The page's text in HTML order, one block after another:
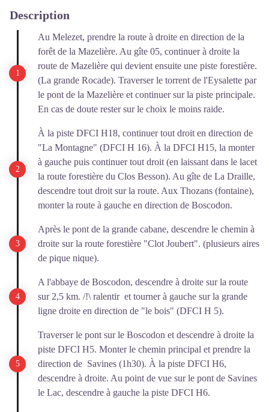
Description
Au Melezet, prendre la route à droite en direction de la
forêt de la Mazelière. Au gîte 05, continuer à droite la
route de Mazelière qui devient ensuite une piste forestière.
(La grande Rocade). Traverser le torrent de l'Eysalette par
le pont de la Mazelière et continuer sur la piste principale.
En cas de doute rester sur le choix le moins raide.
À la piste DFCI H18, continuer tout droit en direction de
"La Montagne" (DFCI H 16). À la DFCI H15, la monter
à gauche puis continuer tout droit (en laissant dans le lacet
la route forestière du Clos Besson). Au gîte de La Draille,
descendre tout droit sur la route. Aux Thozans (fontaine),
monter la route à gauche en direction de Boscodon.
Après le pont de la grande cabane, descendre le chemin à
droite sur la route forestière "Clot Joubert". (plusieurs aires
de pique nique).
A l'abbaye de Boscodon, descendre à droite sur la route
sur 2,5 km. /!\ ralentir et tourner à gauche sur la grande
ligne droite en direction de "le bois" (DFCI H 5).
Traverser le pont sur le Boscodon et descendre à droite la
piste DFCI H5. Monter le chemin principal et prendre la
direction de Savines (1h30). À la piste DFCI H6,
descendre à droite. Au point de vue sur le pont de Savines
le Lac, descendre à gauche la piste DFCI H6.